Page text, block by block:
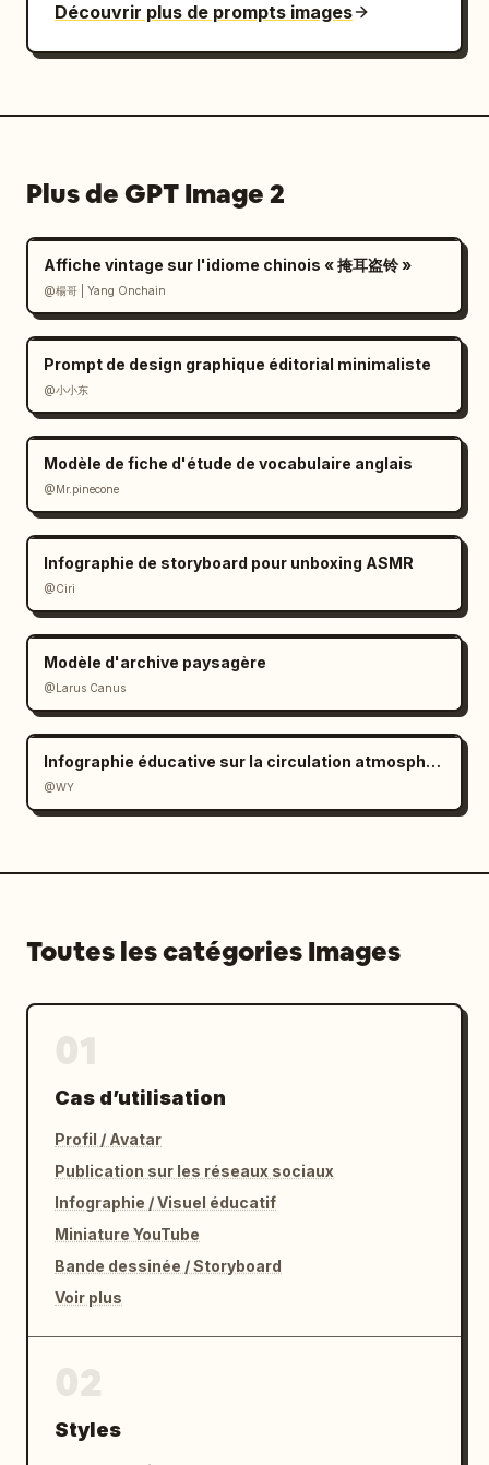
Découvrir plus de prompts images
Plus de GPT Image 2
Affiche vintage sur l'idiome chinois « 掩耳盗铃 »
@楊哥 | Yang Onchain
Prompt de design graphique éditorial minimaliste
@小小东
Modèle de fiche d'étude de vocabulaire anglais
@Mr.pinecone
Infographie de storyboard pour unboxing ASMR
@Ciri
Modèle d'archive paysagère
@Larus Canus
Infographie éducative sur la circulation atmosphérique
@WY
Toutes les catégories Images
Cas d’utilisation
Profil / Avatar
Publication sur les réseaux sociaux
Infographie / Visuel éducatif
Miniature YouTube
Bande dessinée / Storyboard
Voir plus
Styles